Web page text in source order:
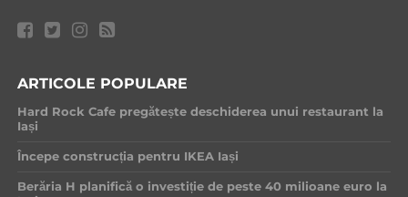
ARTICOLE POPULARE
Hard Rock Cafe pregătește deschiderea unui restaurant la
Iași
Începe construcția pentru IKEA Iași
Berăria H planifică o investiție de peste 40 milioane euro la